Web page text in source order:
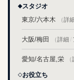
スタジオ
東京/六本木
（詳
大阪/梅田 （詳細 /
愛知/名古屋,栄 （
お役立ち